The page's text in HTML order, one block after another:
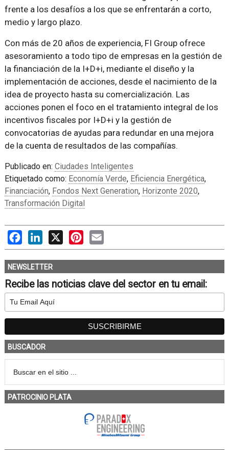
frente a los desafíos a los que se enfrentarán a corto,
medio y largo plazo.
Con más de 20 años de experiencia, FI Group ofrece
asesoramiento a todo tipo de empresas en la gestión de
la financiación de la I+D+i, mediante el diseño y la
implementación de acciones, desde el nacimiento de la
idea de proyecto hasta su comercialización. Las
acciones ponen el foco en el tratamiento integral de los
incentivos fiscales por I+D+i y la gestión de
convocatorias de ayudas para redundar en una mejora
de la cuenta de resultados de las compañías.
Publicado en: Ciudades Inteligentes
Etiquetado como: Economía Verde, Eficiencia Energética,
Financiación, Fondos Next Generation, Horizonte 2020,
Transformación Digital
FacebookLinkedIn
X PinterestEmail
NEWSLETTER
Recibe las noticias clave del sector en tu email:
BUSCADOR
PATROCINIO PLATA